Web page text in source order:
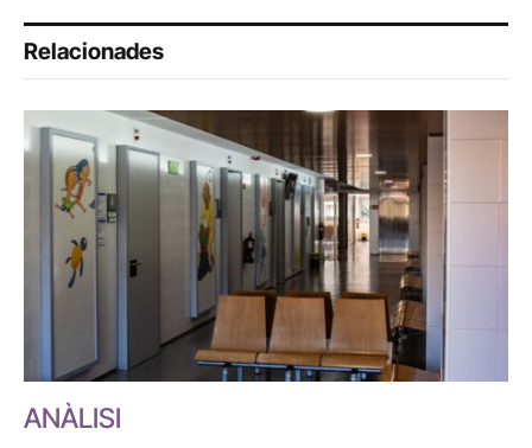
Relacionades
ANÀLISI